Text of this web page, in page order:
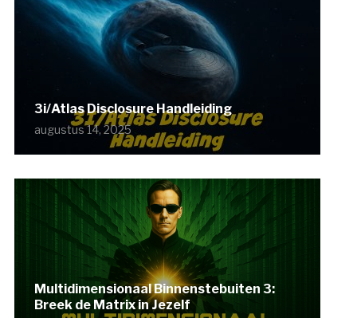
3i/Atlas Disclosure Handleiding
augustus 14, 2025
Multidimensionaal Binnenstebuiten 3:
Breek de Matrix in Jezelf